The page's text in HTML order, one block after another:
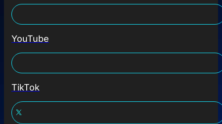
YouTube
TikTok